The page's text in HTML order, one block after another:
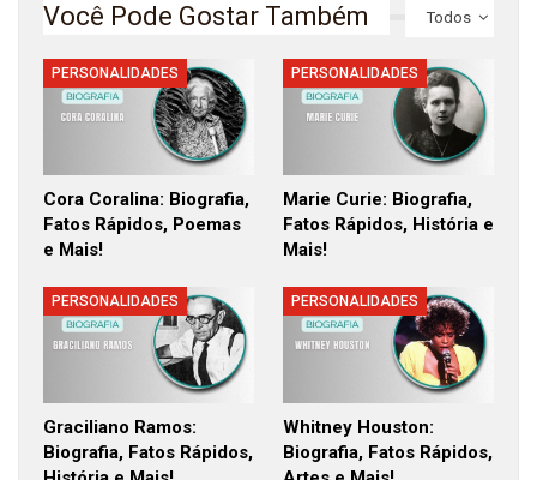
Todos
Você Pode Gostar Também
PERSONALIDADES
Cora Coralina: Biografia,
Fatos Rápidos, Poemas
e Mais!
PERSONALIDADES
Marie Curie: Biografia,
Fatos Rápidos, História e
Mais!
PERSONALIDADES
Graciliano Ramos:
Biografia, Fatos Rápidos,
PERSONALIDADES
Whitney Houston:
Biografia, Fatos Rápidos,